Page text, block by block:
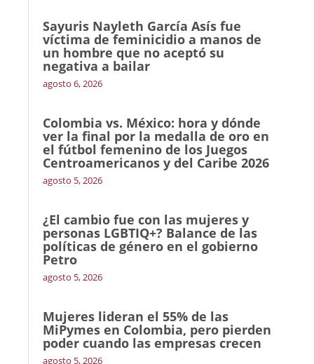
Sayuris Nayleth García Asís fue
víctima de feminicidio a manos de
un hombre que no aceptó su
negativa a bailar
agosto 6, 2026
Colombia vs. México: hora y dónde
ver la final por la medalla de oro en
el fútbol femenino de los Juegos
Centroamericanos y del Caribe 2026
agosto 5, 2026
¿El cambio fue con las mujeres y
personas LGBTIQ+? Balance de las
políticas de género en el gobierno
Petro
agosto 5, 2026
Mujeres lideran el 55% de las
MiPymes en Colombia, pero pierden
poder cuando las empresas crecen
agosto 5, 2026